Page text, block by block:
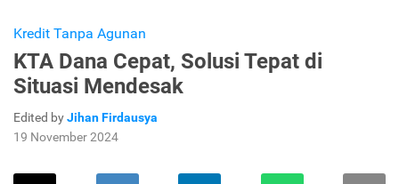
Kredit Tanpa Agunan
KTA Dana Cepat, Solusi Tepat di
Situasi Mendesak
Edited byJihan Firdausya
19 November 2024